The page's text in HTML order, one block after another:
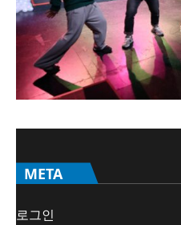
META
로그인